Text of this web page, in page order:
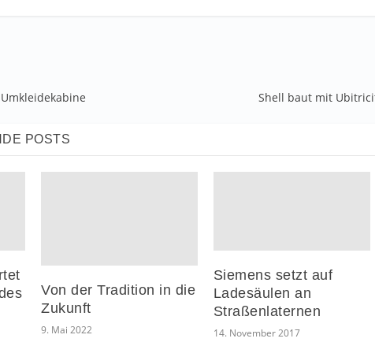
Shell baut mit
POSTS
Von der Tradition in die
Zukunft
9. Mai 2022
Siemens setzt auf
Ladesäulen an
Straßenlaternen
14. November 2017